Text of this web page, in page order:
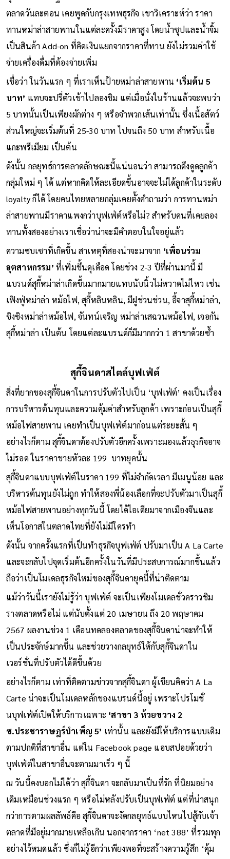
ตลาดวันละตอน เคยพูดกับกรุงเทพธุรกิจ เขาวิเคราะห์ว่า ราคา
ทานหม่าล่าสายพานในแต่ละครั้งมีราคาสูง โดยน้ำซุปและน้ำจิ้ม
เป็นสินค้า Add-on ที่คิดเงินแยกจากราคาที่ทาน ยังไม่รวมค่าใช้
จ่ายเครื่องดื่มที่ต้องจ่ายเพิ่ม
เชื่อว่า ในวันแรก ๆ ที่เราเห็นป้ายหม่าล่าสายพาน ‘เริ่มต้น 5
บาท’ แทบจะปรี่ตัวเข้าไปลองชิม แต่เมื่อนั่งในร้านแล้วจะพบว่า
5 บาทนั้นเป็นเพียงผักต่าง ๆ หรือจำพวกเส้นเท่านั้น ซึ่งเนื้อสัตว์
ส่วนใหญ่จะเริ่มต้นที่ 25-30 บาท ไปจนถึง 50 บาท สำหรับเนื้อ
แกะพรีเมียม เป็นต้น
ดังนั้น กลยุทธ์การตลาดลักษณะนี้แน่นอนว่า สามารถดึงดูดลูกค้า
กลุ่มใหม่ ๆ ได้ แต่หากคิดให้ละเอียดขึ้นอาจจะไม่ได้ลูกค้าในระดับ
loyalty ก็ได้ โดยคนไทยหลายกลุ่มเคยตั้งคำถามว่า การทานหม่า
ล่าสายพานมีราคาแพงกว่าบุฟเฟ่ต์หรือไม่? สำหรับคนที่เคยลอง
ทานทั้งสองอย่างเราเชื่อว่าน่าจะมีคำตอบในใจอยู่แล้ว
ความซบเซาที่เกิดขึ้น สาเหตุที่สองน่าจะมาจาก ‘เพื่อนร่วม
อุตสาหกรรม’ ที่เพิ่มขึ้นดุเดือด โดยช่วง 2-3 ปีที่ผ่านมานี้ มี
แบรนด์สุกี้หม่าล่าเกิดขึ้นมากมายแทบนับนิ้วไม่หวาดไม่ไหว เช่น
เฟิงฟู่หม่าล่า หม้อไฟ, สุกี้หลินหลิน, มีฝูช่วนช่วน, อี้จาสุกี้หม่าล่า,
ซิงซิงหม่าล่าหม้อไฟ, จันทน์เจริญ หม่าล่าเสฉวนหม้อไฟ, เจอกัน
สุกี้หม่าล่า เป็นต้น โดยแต่ละแบรนด์ก็มีมากกว่า 1 สาขาด้วยซ้ำ
สุกี้จินดาสไตล์บุฟเฟ่ต์
สิ่งที่ยากของสุกี้จินดาในการปรับตัวไปเป็น ‘บุฟเฟ่ต์’ คงเป็นเรื่อง
การบริหารต้นทุนและความคุ้มค่าสำหรับลูกค้า เพราะก่อนเป็นสุกี้
หม้อไฟสายพาน เคยทำเป็นบุฟเฟ่ต์มาก่อนแต่ระยะสั้น ๆ
อย่างไรก็ตาม สุกี้จินดาต้องปรับตัวอีกครั้งเพราะมองแล้วธุรกิจอาจ
ไม่รอด ในราคาขายหัวละ 199 บาทยุคนั้น
สุกี้จินดาแบบบุฟเฟ่ต์ในราคา 199 ที่ไม่จำกัดเวลา มีเมนูน้อย และ
บริหารต้นทุนยังไม่ถูก ทำให้สองพี่น้องเลือกที่จะปรับตัวมาเป็นสุกี้
หม้อไฟสายพานอย่างทุกวันนี้ โดยได้ไอเดียมาจากเมืองจีนและ
เห็นโอกาสในตลาดไทยที่ยังไม่มีใครทำ
ดังนั้น จากครั้งแรกที่เป็นทำธุรกิจบุฟเฟ่ต์ ปรับมาเป็น A La Carte
และจะกลับไปจุดเริ่มต้นอีกครั้งในวันที่มีประสบการณ์มากขึ้นแล้ว
ถือว่าเป็นโมเดลธุรกิจใหม่ของสุกี้จินดายุคนี้ที่น่าติดตาม
แม้ว่าวันนี้เรายังไม่รู้ว่า บุฟเฟ่ต์ จะเป็นเพียงโมเดลชั่วคราวชิม
รางตลาดหรือไม่ แต่นับตั้งแต่ 20 เมษายน ถึง 20 พฤษาคม
2567 ผลงานช่วง 1 เดือนทดลองตลาดของสุกี้จินดาน่าจะทำให้
เป็นประจักษ์มากขึ้น และช่วยวางกลยุทธ์ให้กับสุกี้จินดาใน
เวอร์ชั่นที่ปรับตัวได้ดีขึ้นด้วย
อย่างไรก็ตาม เท่าที่ติดตามข่าวจากสุกี้จินดา ผู้เขียนคิดว่า A La
Carte น่าจะเป็นโมเดลหลักของแบรนด์นี้อยู่ เพราะโปรโมชั่
นบุฟเฟ่ต์เปิดให้บริการเฉพาะ ‘สาขา 3 ห้วยขวาง 2
ซ.ประชาราษฎร์บำเพ็ญ 5’ เท่านั้น และยังมีให้บริการแบบเดิม
ตามปกติที่สาขาอื่น แต่ใน Facebook page แอบสปอยด้วยว่า
บุฟเฟ่ต์ในสาขาอื่นจะตามมาเร็ว ๆ นี้
ณ วันนี้คงบอกไม่ได้ว่า สุกี้จินดา จะกลับมาเป็นที่รัก ที่นิยมอย่าง
เดิมเหมือนช่วงแรก ๆ หรือไม่หลังปรับเป็นบุฟเฟ่ต์ แต่ที่น่าสนุก
กว่าการตามผลลัพธ์คือ สุกี้จินดาจะงัดกลยุทธ์แบบไหนไปสู้กับเจ้า
ตลาดที่มีอยู่มากมายเหลือเกิน นอกจากราคา ‘net 388’ ที่รวมทุก
อย่างไว้หมดแล้ว ซึ่งก็ไม่รู้อีกว่าเพียงพอที่จะสร้างความรู้สึก ‘คุ้ม